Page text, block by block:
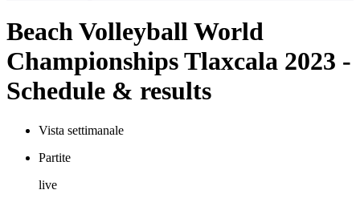
Beach Volleyball World
Championships Tlaxcala 2023 -
Schedule & results
Vista settimanale
Partite
live